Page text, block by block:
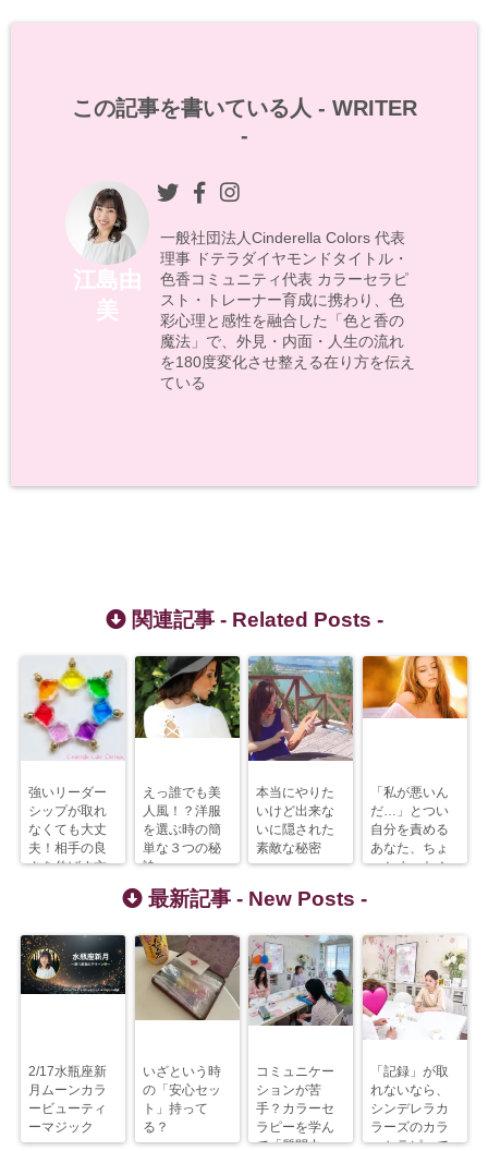
この記事を書いている人 - WRITER
-
江島由
美
一般社団法人Cinderella Colors 代表
理事 ドテラダイヤモンドタイトル・
色香コミュニティ代表 カラーセラピ
スト・トレーナー育成に携わり、色
彩心理と感性を融合した「色と香の
魔法」で、外見・内面・人生の流れ
を180度変化させ整える在り方を伝え
ている
関連記事 - Related Posts -
強いリーダー
シップが取れ
なくても大丈
夫！相手の良
さを伸ばす方
えっ誰でも美
人風！？洋服
を選ぶ時の簡
単な３つの秘
訣
本当にやりた
いけど出来な
いに隠された
素敵な秘密
「私が悪いん
だ…」とつい
自分を責める
あなた、ちょ
っとまった！
最新記事 - New Posts -
2/17水瓶座新
月ムーンカラ
ービューティ
ーマジック
いざという時
の「安心セッ
ト」持って
る？
コミュニケー
ションが苦
手？カラーセ
ラピーを学ん
で「質問力」
「記録」が取
れないなら、
シンデレラカ
ラーズのカラ
ーセラピーで